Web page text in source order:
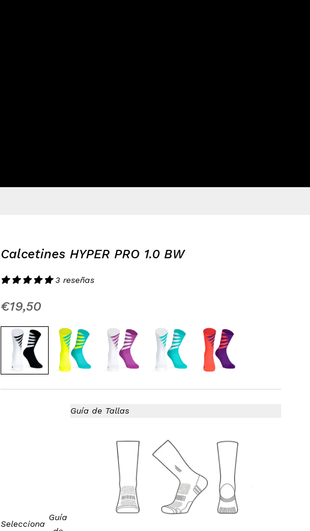
Calcetines HYPER PRO 1.0 BW
3 reseñas
Precio de oferta
€19,50
Selecciona
Guía
Guía de Tallas